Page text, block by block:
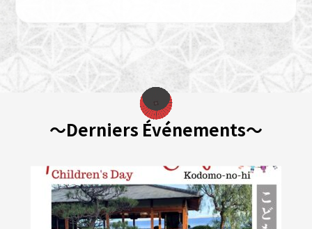
～Derniers Événements～